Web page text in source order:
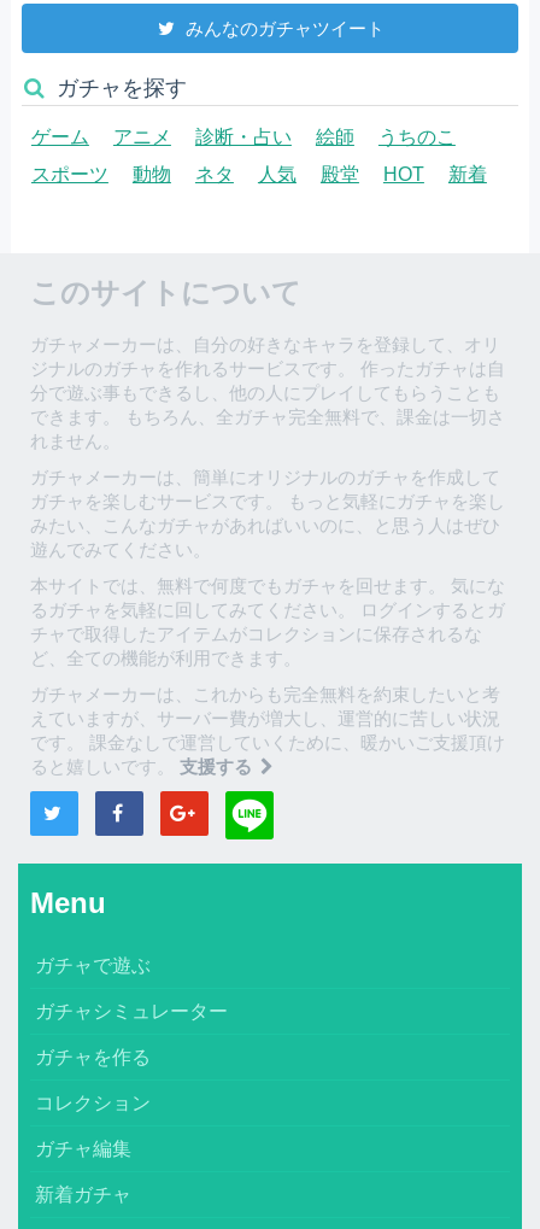
みんなのガチャツイート
ガチャを探す
ゲーム アニメ 診断・占い 絵師
うちのこ
スポーツ
動物 ネタ 人気 殿堂 HOT 新着
このサイトについて
ガチャメーカーは、自分の好きなキャラを登録して、オリ
ジナルのガチャを作れるサービスです。 作ったガチャは自
分で遊ぶ事もできるし、他の人にプレイしてもらうことも
できます。 もちろん、全ガチャ完全無料で、課金は一切さ
れません。
ガチャメーカーは、簡単にオリジナルのガチャを作成して
ガチャを楽しむサービスです。 もっと気軽にガチャを楽し
みたい、こんなガチャがあればいいのに、と思う人はぜひ
遊んでみてください。
本サイトでは、無料で何度でもガチャを回せます。 気にな
るガチャを気軽に回してみてください。 ログインするとガ
チャで取得したアイテムがコレクションに保存されるな
ど、全ての機能が利用できます。
ガチャメーカーは、これからも完全無料を約束したいと考
えていますが、サーバー費が増大し、運営的に苦しい状況
です。 課金なしで運営していくために、暖かいご支援頂け
ると嬉しいです。 支援する
Menu
ガチャで遊ぶ
ガチャシミュレーター
ガチャを作る
コレクション
ガチャ編集
新着ガチャ